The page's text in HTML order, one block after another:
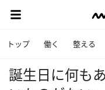
トップ 働く 整える
誕生日に何も